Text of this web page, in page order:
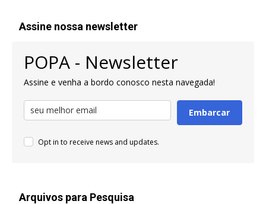
Assine nossa newsletter
POPA - Newsletter
Assine e venha a bordo conosco nesta navegada!
Embarcar
Opt in to receive news and updates.
Arquivos para Pesquisa